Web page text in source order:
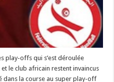
play-offs qui s’est déroulée
le club africain restent invaincus
dans la course au super play-off